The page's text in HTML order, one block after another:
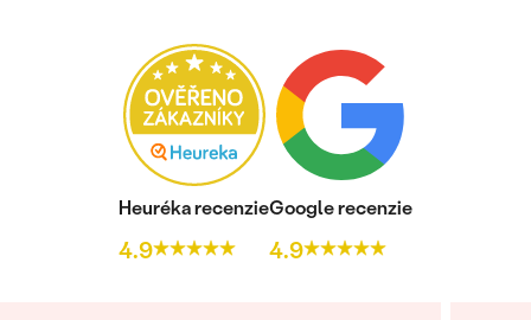
Heuréka recenzie
4.9
Google recenzie
4.9